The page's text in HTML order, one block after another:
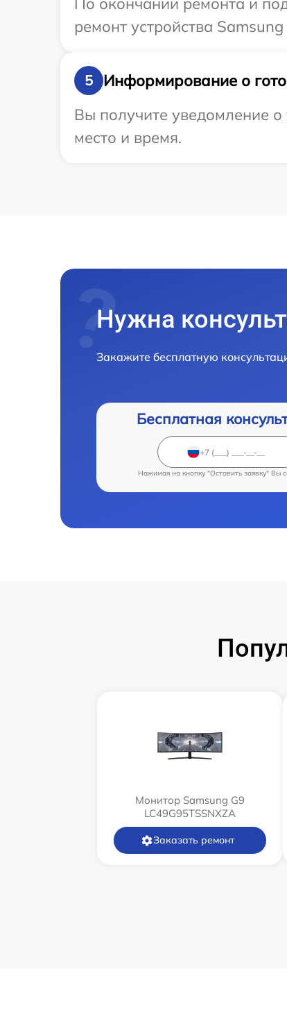
ремонт устройства
5
Информирование о
Вы получите уведомление о
место и время.
Нужна
Закажите бесплатную
Бесплатная
Нажимая на кнопку "Оставить заявку" Вы
Монитор Samsung G9
LC49G95TSSNXZA
Заказать ремонт